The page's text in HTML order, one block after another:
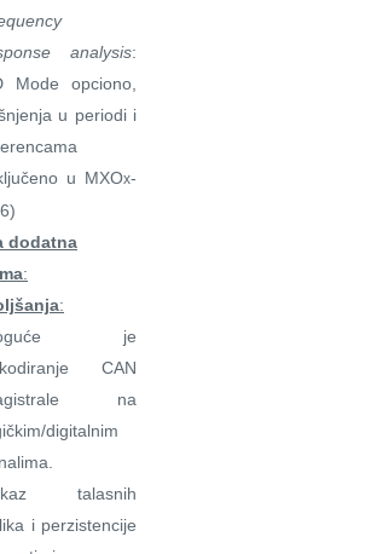
analysis:
Mode opciono,
u periodi i
u MXOx-
dodatna
:
:
je
CAN
na
digitalnim
talasnih
i perzistencije